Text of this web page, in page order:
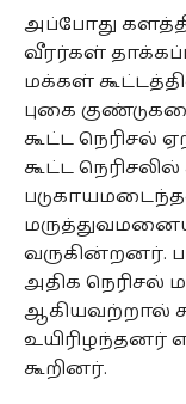
அப்போது
வீரர்கள்
மக்கள்
புகை
கூட்ட நெரிசல்
கூட்ட நெரிசலில்
வருகின்றனர்.
அதிக நெரிசல்
ஆகியவற்றால்
உயிரிழந்தனர்
கூறினர்.